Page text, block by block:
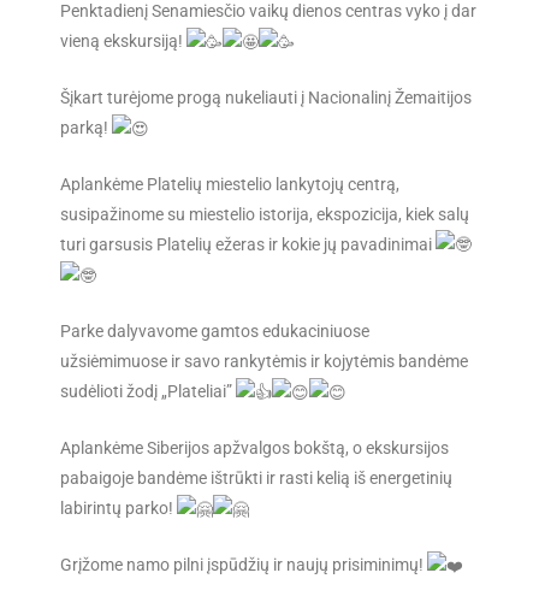
Penktadienį Senamiesčio vaikų dienos centras vyko į dar
vieną ekskursiją!
Šįkart turėjome progą nukeliauti į Nacionalinį Žemaitijos
parką!
Aplankėme Platelių miestelio lankytojų centrą,
susipažinome su miestelio istorija, ekspozicija, kiek salų
turi garsusis Platelių ežeras ir kokie jų pavadinimai
Parke dalyvavome gamtos edukaciniuose
užsiėmimuose ir savo rankytėmis ir kojytėmis bandėme
sudėlioti žodį „Plateliai”
Aplankėme Siberijos apžvalgos bokštą, oekskursijos
pabaigoje bandėme ištrūkti ir rasti kelią iš energetinių
labirintų parko!
Grįžome namo pilni įspūdžių ir naujų prisiminimų!